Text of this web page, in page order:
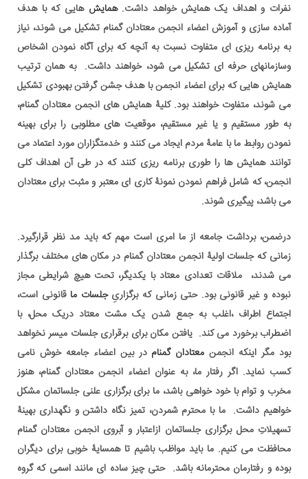
نفرات و اهداف یک همایش خواهد داشت.همایش هایی که با هدف
آماده سازی و آموزش اعضاء انجمن معتادان گمنام تشکیل می شوند، نیاز
به برنامه ریزی ای متفاوت نسبت به آنچه که برای آگاه نمودن اشخاص
وسازمانهای حرفه ای تشکیل می شود، خواهند داشت. به همان ترتیب
همایش هایی که برای اعضاء انجمن با هدف جشن گرفتن بهبودی تشکیل
می شوند، متفاوت خواهند بود. کلیۀ همایش های انجمن معتادان گمنام،
به طور مستقیم و یا غیر مستقیم، موقعیت های مطلوبی را برای بهینه
نمودن روابط ما با عامۀ مردم ایجاد می کنند و خدمتگزاران مورد اعتماد می
توانند همایش ها را طوری برنامه ریزی کنند که در طی آن اهداف کلی
انجمن، که شامل فراهم نمودن نمونۀ کاری ای معتبر و مثبت برای معتادان
می باشد، پیگیری شوند.
درضمن، برداشت جامعه از ما امری است مهم که باید مد نظر قرارگیرد.
زمانی که جلسات اولیۀ انجمن معتادان گمنام در مکان های مختلف برگذار
می شدند، ملاقات تعدادی معتاد با یکدیگر، تحت هیچ شرایطی مجاز
نبوده و غیر قانونی بود. حتی زمانی که برگزاریِجلسات ما قانونی است،
اجتماع اطراف ،اغلب به جمع شدن یک مشت معتاد دریک محل، با
اضطراب برخورد می کند. یافتن مکان برای برقراری جلسات میسر نخواهد
بود مگر اینکه انجمن معتادان گمنام در بین اعضاء جامعه خوش نامی
کسب نماید. اگر رفتار ما، به عنوان اعضاء انجمن معتادان گمنام، هنوز
مخرب و توام با خود خواهی باشد، ما برای برگزاری علنی جلساتمان مشکل
خواهیم داشت. ما با محترم شمردن، تمیز نگاه داشتن و نگهداری بهینۀ
تسهیلاتِ محل برگزاری جلساتمان ازاعتبار و آبروی انجمن معتادان گمنام
محافظت می کنیم. ما باید مواظب باشیم تا همسایۀ خوبی برای دیگران
بوده و رفتارمان محترمانه باشد. حتی چیز ساده ای مانند اسمی که گروه